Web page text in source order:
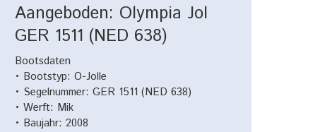
Aangeboden: Olympia Jol
GER 1511 (NED 638)
Bootsdaten
• Bootstyp: O-Jolle
• Segelnummer: GER 1511 (NED 638)
• Werft: Mik
• Baujahr: 2008